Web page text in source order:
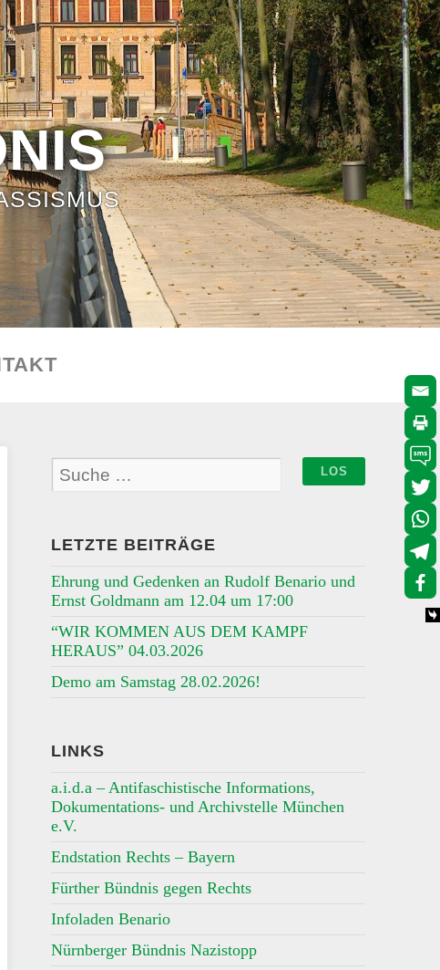
LETZTE BEITRÄGE
Ehrung und Gedenken an Rudolf Benario und
Ernst Goldmann am 12.04 um 17:00
“WIR KOMMEN AUS DEM KAMPF
HERAUS” 04.03.2026
Demo am Samstag 28.02.2026!
LINKS
a.i.d.a – Antifaschistische Informations,
Dokumentations- und Archivstelle München
e.V.
Endstation Rechts – Bayern
Fürther Bündnis gegen Rechts
Infoladen Benario
Nürnberger Bündnis Nazistopp